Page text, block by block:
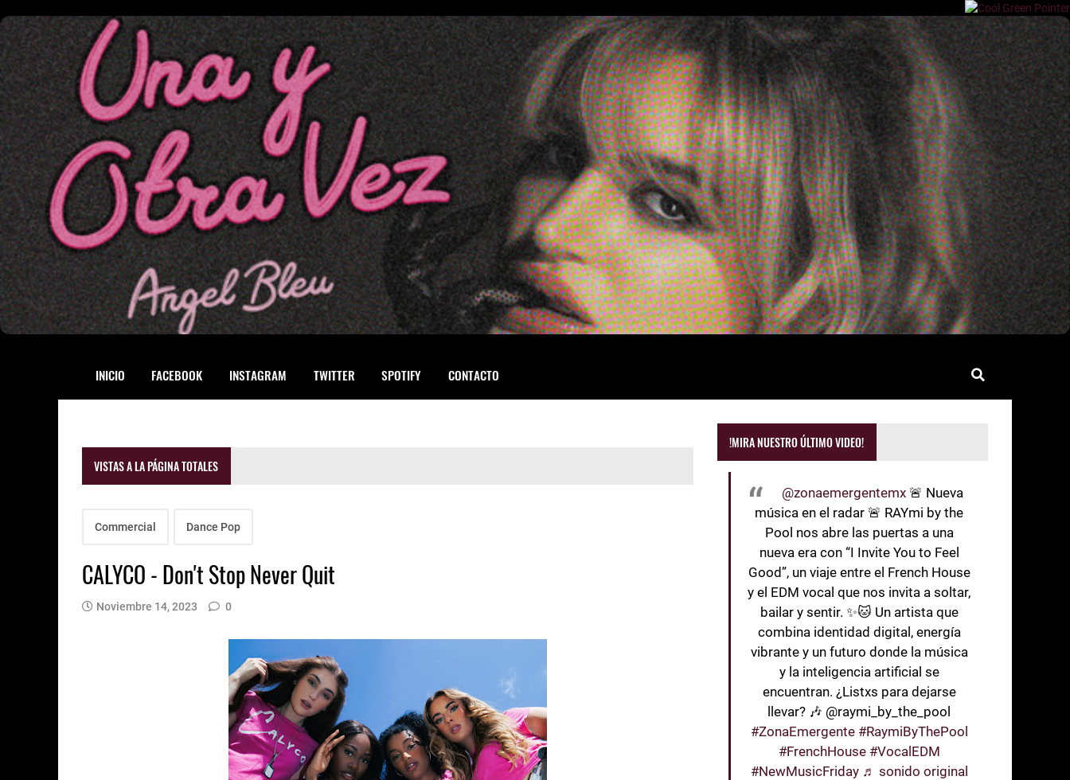
INICIO FACEBOOK INSTAGRAM TWITTER SPOTIFY CONTACTO
VISTAS A LA PÁGINA TOTALES
Commercial Dance Pop
CALYCO - Don't Stop Never Quit
Noviembre 14, 2023 0
!MIRA NUESTRO ÚLTIMO VIDEO!
@zonaemergentemx 🚨 Nueva
música en el radar 🚨 RAYmi by the
Pool nos abre las puertas a una
nueva era con “I Invite You to Feel
Good”, un viaje entre el French House
y el EDM vocal que nos invita a soltar,
bailar y sentir. ✨🐱 Un artista que
combina identidad digital, energía
vibrante y un futuro donde la música
y la inteligencia artificial se
encuentran. ¿Listxs para dejarse
llevar? 🎶 @raymi_by_the_pool
#ZonaEmergente #RaymiByThePool
#FrenchHouse #VocalEDM
#NewMusicFriday ♬ sonido original